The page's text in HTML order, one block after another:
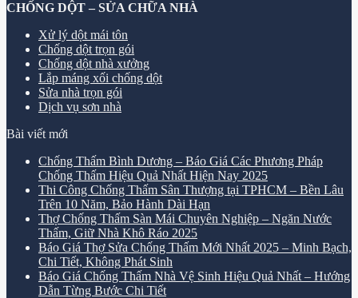
CHỐNG DỘT – SỬA CHỮA NHÀ
Xử lý dột mái tôn
Chống dột trọn gói
Chống dột nhà xưởng
Lắp máng xối chống dột
Sửa nhà trọn gói
Dịch vụ sơn nhà
Bài viết mới
Chống Thấm Bình Dương – Báo Giá Các Phương Pháp
Chống Thấm Hiệu Quả Nhất Hiện Nay 2025
Thi Công Chống Thấm Sân Thượng tại TPHCM – Bền Lâu
Trên 10 Năm, Bảo Hành Dài Hạn
Thợ Chống Thấm Sàn Mái Chuyên Nghiệp – Ngăn Nước
Thấm, Giữ Nhà Khô Ráo 2025
Báo Giá Thợ Sửa Chống Thấm Mới Nhất 2025 – Minh Bạch,
Chi Tiết, Không Phát Sinh
Báo Giá Chống Thấm Nhà Vệ Sinh Hiệu Quả Nhất – Hướng
Dẫn Từng Bước Chi Tiết